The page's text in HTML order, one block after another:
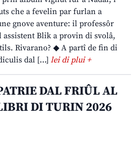
che a fevelin par furlan a
gnove aventure: il professôr
assistent Blik a provin di svolâ,
Rivarano? ◆ A partî de fin di
dal […] lei di plui +
DAL FRIÛL AL
DI TURIN 2026